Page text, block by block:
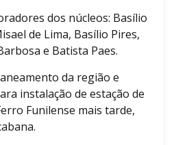
dos núcleos: Basílio
de Lima, Basílio Pires,
e Batista Paes.
da região e
instalação de estação de
Funilense mais tarde,